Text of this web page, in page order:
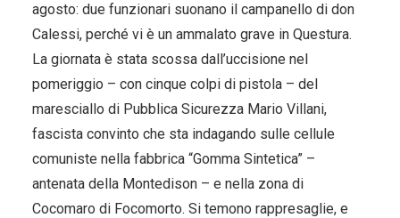
agosto: due funzionari suonano il campanello di don
Calessi, perché vi è un ammalato grave in Questura.
La giornata è stata scossa dall’uccisione nel
pomeriggio – con cinque colpi di pistola – del
maresciallo di Pubblica Sicurezza Mario Villani,
fascista convinto che sta indagando sulle cellule
comuniste nella fabbrica “Gomma Sintetica” –
antenata della Montedison – e nella zona di
Cocomaro di Focomorto. Si temono rappresaglie, e